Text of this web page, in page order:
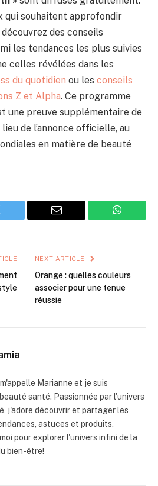
qui souhaitent approfondir
des conseils
les tendances les plus suivies
celles révélées dans les
du quotidien ou les conseils
Z et Alpha. Ce programme
une preuve supplémentaire de
de l’annonce officielle, au
en matière de beauté
Email
NEXT ARTICLE
Orange : quelles couleurs
associer pour une tenue
réussie
Marianne et je suis
santé. Passionnée par l'univers
j'adore découvrir et partager les
astuces et produits.
pour explorer l'univers infini de la
bien-être!